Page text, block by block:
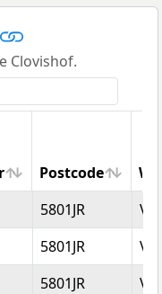
Clovishof.
Postcode
Postcode
5801JR
5801JR
5801JR